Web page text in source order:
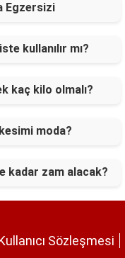
Egzersizi
kullanılır mı?
kaç kilo olmalı?
moda?
kadar zam alacak?
Sözleşmesi